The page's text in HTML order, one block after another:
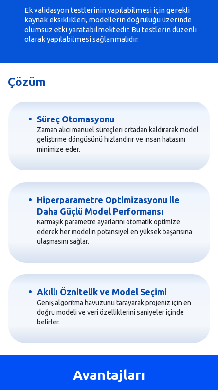
Ek validasyon testlerinin yapılabilmesi için gerekli
kaynak eksiklikleri, modellerin doğruluğu üzerinde
olumsuz etki yaratabilmektedir. Bu testlerin düzenli
olarak yapılabilmesi sağlanmalıdır.
Çözüm
Süreç Otomasyonu
Zaman alıcı manuel süreçleri ortadan kaldırarak model
geliştirme döngüsünü hızlandırır ve insan hatasını
minimize eder.
Hiperparametre Optimizasyonu ile
Daha Güçlü Model Performansı
Karmaşık parametre ayarlarını otomatik optimize
ederek her modelin potansiyel en yüksek başarısına
ulaşmasını sağlar.
Akıllı Öznitelik ve Model Seçimi
Geniş algoritma havuzunu tarayarak projeniz için en
doğru modeli ve veri özelliklerini saniyeler içinde
belirler.
Avantajları